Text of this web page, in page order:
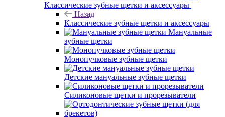
Классические зубные щетки и аксессуары
Назад
Классические зубные щетки и аксессуары
Мануальные
зубные щетки
Монопучковые зубные щетки
Детские мануальные зубные щетки
Силиконовые щетки и прорезыватели